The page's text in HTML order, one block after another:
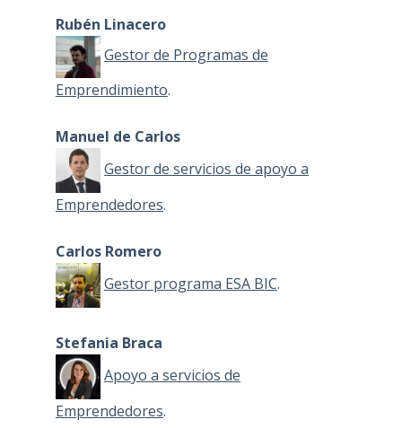
Rubén Linacero
Gestor de Programas de
Emprendimiento.
Manuel de Carlos
Gestor de servicios de apoyo a
Emprendedores.
Carlos Romero
Gestor programa ESA BIC.
Stefania Braca
Apoyo a servicios de
Emprendedores.